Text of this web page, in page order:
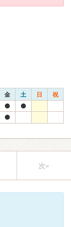
金 土 日 祝
次»